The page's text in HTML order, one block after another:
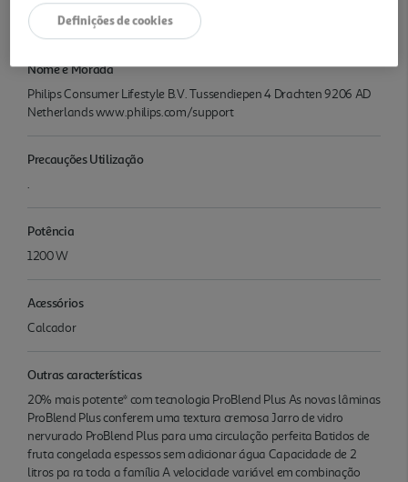
Liquidificadora Philips Série 5000 HR3040/00 ProBlend Plus 1200
W
Nome e Morada
Philips Consumer Lifestyle B.V. Tussendiepen 4 Drachten 9206 AD
Netherlands www.philips.com/support
Precauções Utilização
.
Potência
1200 W
Acessórios
Calcador
Outras características
20% mais potente* com tecnologia ProBlend Plus As novas lâminas
ProBlend Plus conferem uma textura cremosa Jarro de vidro
nervurado ProBlend Plus para uma circulação perfeita Batidos de
fruta congelada espessos sem adicionar água Capacidade de 2
litros pa ra toda a família A velocidade variável em combinação
Definições de cookies